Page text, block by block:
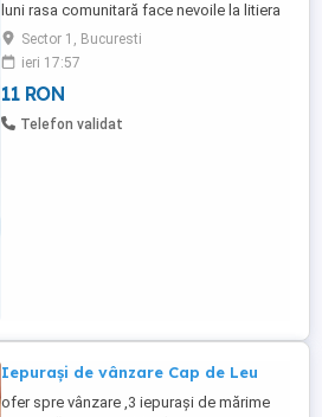
luni rasa comunitară face nevoile la litiera
Culoare alb cafeniu
Sector 1, Bucuresti
ieri 17:57
11 RON
Telefon validat
Iepurași de vânzare Cap de Leu
ofer spre vânzare ,3 iepurași de mărime